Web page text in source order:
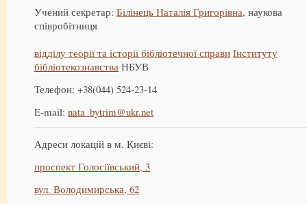
Учений секретар: Білінець Наталія Григорівна, наукова
співробітниця
відділу теорії та історії бібліотечної справи Інституту
бібліотекознавства НБУВ
Телефон: +38(044) 524-23-14
E-mail: nata_bytrim@ukr.net
Адреси локацій в м. Києві:
проспект Голосіївський, 3
вул. Володимирська, 62